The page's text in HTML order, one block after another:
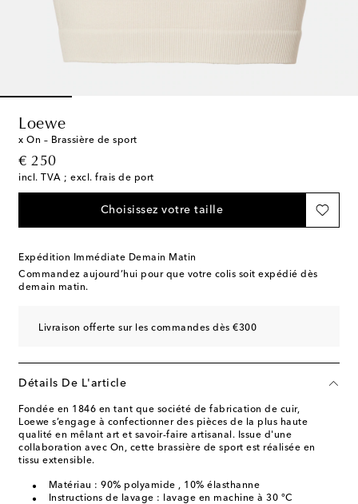
Loewe
x On – Brassière de sport
€ 250
original price
incl. TVA ; excl. frais de port
Choisissez votre taille
Expédition Immédiate Demain Matin
Commandez aujourd’hui pour que votre colis soit expédié dès
demain matin.
Livraison offerte sur les commandes dès €300
Détails De L'article
Fondée en 1846 en tant que société de fabrication de cuir,
Loewe s’engage à confectionner des pièces de la plus haute
qualité en mêlant art et savoir-faire artisanal. Issue d'une
collaboration avec On, cette brassière de sport est réalisée en
tissu extensible.
Matériau : 90% polyamide , 10% élasthanne
Instructions de lavage : lavage en machine à 30 °C